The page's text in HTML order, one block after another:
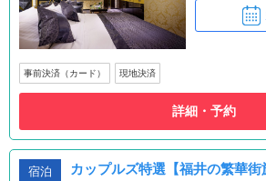
事前決済（カード） 現地決済
詳細・予約
宿泊
カップルズ特選【福井の繁華